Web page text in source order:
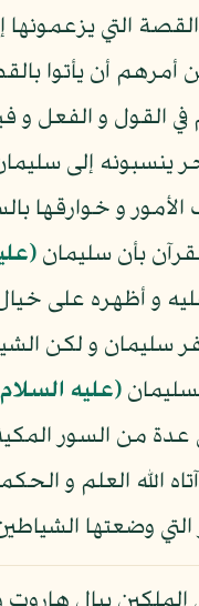
التي يزعمونها
أمرهم أن يأتوا
القول و الفعل و
ينسبونه إلى
الأمور و
بأن سليمان
و أظهره على
سليمان و لكن
(عليه
من السور المكية
آتاه الله العلم
التي وضعتها